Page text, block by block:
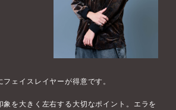
ェイスレイヤーが得意です。
象を大きく左右する大切なポイント。エラを